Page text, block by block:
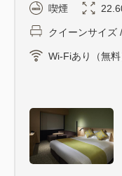
喫煙
クイーンサイズ
Wi-Fiあり（無料